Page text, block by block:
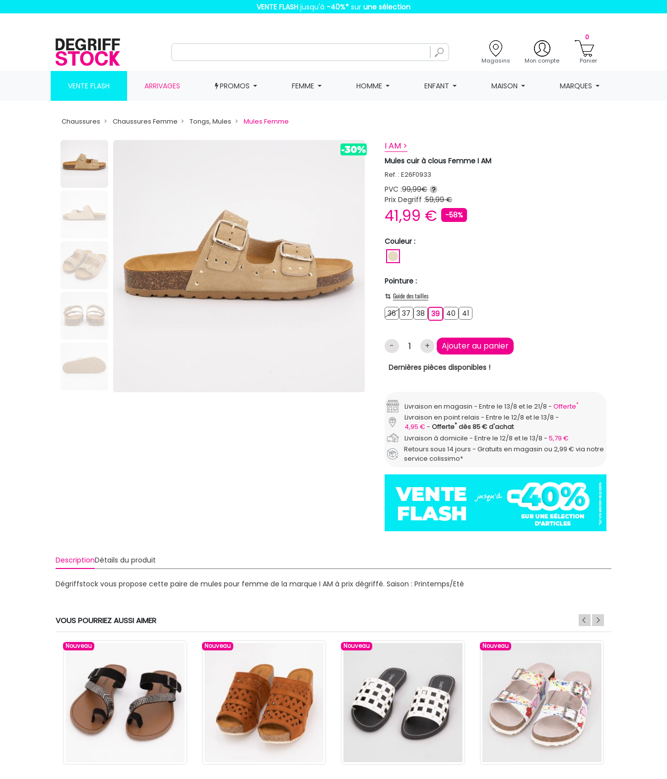
VENTE FLASH jusqu'à -40%* sur une sélection
Magasins Mon compte
0
Panier
VENTE FLASH ARRIVAGES PROMOS FEMME HOMME ENFANT MAISON MARQUES
Chaussures Chaussures Femme Tongs, Mules Mules Femme
I AM >
Mules cuir à clous Femme I AM
Ref. : E26F0933
PVC :99,99€ ?
Prix Degriff :59,99 €
41,99 € -58%
Couleur :
Pointure :
Guide des tailles
363637 3738 38393940 4041
- + Ajouter au panier
Dernières pièces disponibles !
Livraison en magasin Entre le 13/8 et le 21/8 Offerte*
Livraison en point relais
Entre le 12/8 et le 13/8
4,95 €
Offerte*dès 85 € d'achat
Livraison à domicile
Entre le 12/8 et le 13/8
5,79 €
Retours sous 14 jours - Gratuits en magasin ou 2,99 € via notre
service colissimo*
DescriptionDétails du produit
Dégriffstock vous propose cette paire de mules pour femme de la marque I AM à prix dégriffé. Saison : Printemps/Eté
VOUS POURRIEZ AUSSI AIMER
Nouveau Nouveau Nouveau Nouveau